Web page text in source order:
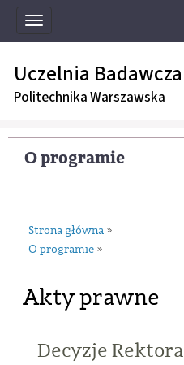
Toggle
navigation
Uczelnia Badawcza
Politechnika Warszawska
O programie
Strona główna »
O programie »
Akty prawne
Decyzje Rektora